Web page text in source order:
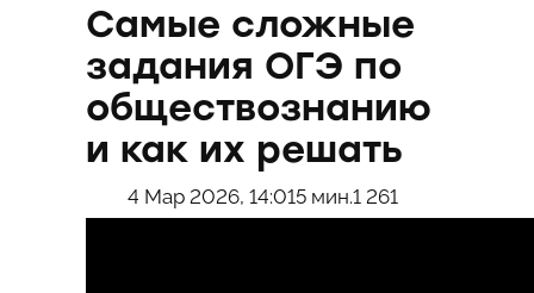
Самые сложные
задания ОГЭ по
обществознанию
и как их решать
4 Мар 2026, 14:015 мин.1 261